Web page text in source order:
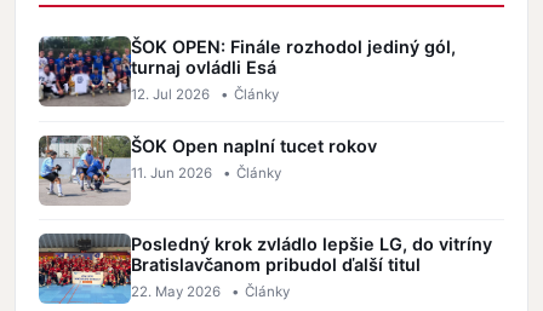
ŠOK OPEN: Finále rozhodol jediný gól,
turnaj ovládli Esá
12. Jul 2026 • Články
ŠOK Open naplní tucet rokov
11. Jun 2026 • Články
Posledný krok zvládlo lepšie LG, do vitríny
Bratislavčanom pribudol ďalší titul
22. May 2026 • Články